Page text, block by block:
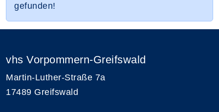
gefunden!
vhs Vorpommern-Greifswald
Martin-Luther-Straße 7a
17489 Greifswald